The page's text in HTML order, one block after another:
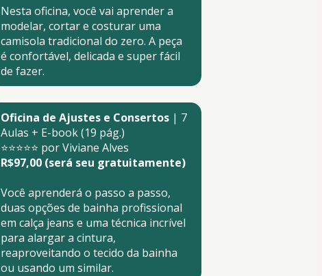
Nesta oficina, você vai aprender a
modelar, cortar e costurar uma
camisola tradicional do zero. A peça
é confortável, delicada e super fácil
de fazer.
Oficina de Ajustes e Consertos | 7
Aulas + E-book (19 pág.)
⭐⭐⭐⭐⭐ por Viviane Alves
R$97,00 (será seu gratuitamente)
Você aprenderá o passo a passo,
duas opções de bainha profissional
em calça jeans e uma técnica incrível
para alargar a cintura,
reaproveitando o tecido da bainha
ou usando um similar.